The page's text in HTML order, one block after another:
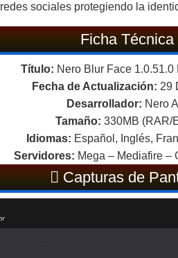
redes sociales protegiendo la
Ficha Técnica
Título: Nero Blur Face
Fecha de Actualización: 29
Desarrollador: Nero
Tamaño: 330MB (RAR/
Idiomas: Español, Inglés,
Servidores: Mega – Mediafire –
Capturas de